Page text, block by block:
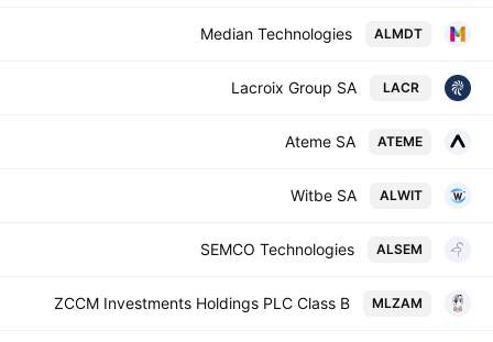
ALMDT
Median Technologies
LACR
Lacroix Group SA
ATEME
Ateme SA
ALWIT
Witbe SA
ALSEM
SEMCO Technologies
MLZAM
ZCCM Investments Holdings PLC Class B